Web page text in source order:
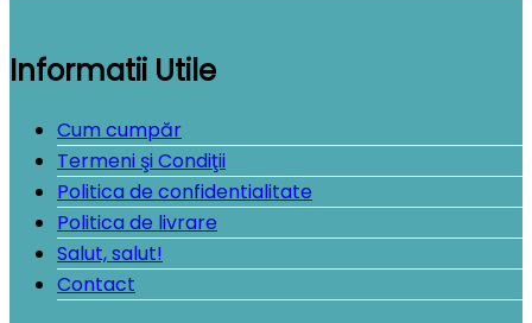
Informatii Utile
Cum cumpăr
Termeni şi Condiţii
Politica de confidentialitate
Politica de livrare
Salut, salut!
Contact